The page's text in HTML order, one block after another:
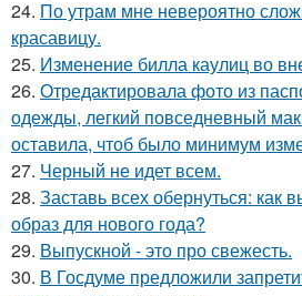
24. По утрам мне невероятно
красавицу.
25. Изменение билла каулиц во
26. Отредактировала фото из
одежды, легкий повседневный
оставила, чтоб было минимум
27. Черный не идет всем.
28. Заставь всех обернуться: как
образ для нового года?
29. Выпускной - это про свежесть.
30. В Госдуме предложили